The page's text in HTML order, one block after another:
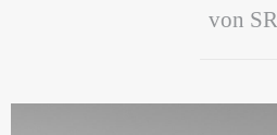
von SR